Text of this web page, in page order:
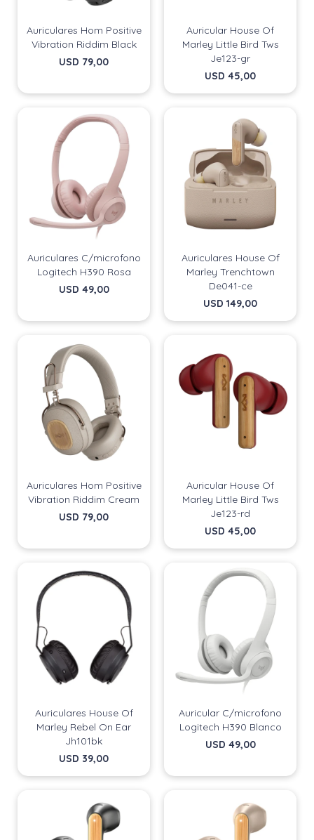
Auriculares Hom Positive
Vibration Riddim Black
USD 79,00
Auricular House Of
Marley Little Bird Tws
Je123-gr
USD 45,00
Auriculares C/microfono
Logitech H390 Rosa
USD 49,00
Auriculares House Of
Marley Trenchtown
De041-ce
USD 149,00
Auriculares Hom Positive
Vibration Riddim Cream
USD 79,00
Auricular House Of
Marley Little Bird Tws
Je123-rd
USD 45,00
Auriculares House Of
Marley Rebel On Ear
Jh101bk
USD 39,00
Auricular C/microfono
Logitech H390 Blanco
USD 49,00